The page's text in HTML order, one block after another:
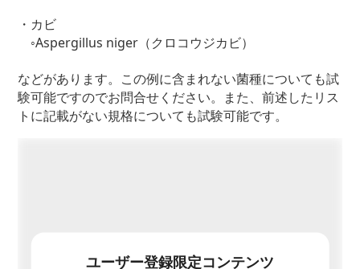
・カビ
◦Aspergillus niger（クロコウジカビ）
などがあります。この例に含まれない菌種についても試
験可能ですのでお問合せください。また、前述したリス
トに記載がない規格についても試験可能です。
ユーザー登録限定コンテンツ